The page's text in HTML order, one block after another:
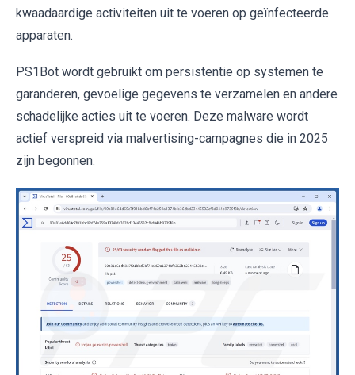
kwaadaardige activiteiten uit te voeren op geïnfecteerde
apparaten.
PS1Bot wordt gebruikt om persistentie op systemen te
garanderen, gevoelige gegevens te verzamelen en andere
schadelijke acties uit te voeren. Deze malware wordt
actief verspreid via malvertising-campagnes die in 2025
zijn begonnen.